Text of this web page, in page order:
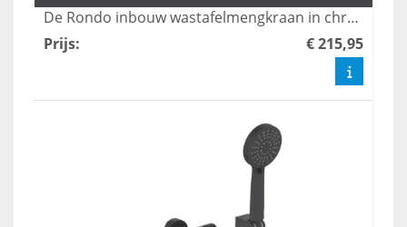
De Rondo inbouw wastafelmengkraan in chroom biedt een moderne en elegante uitstraling voor elke badkamer. Met zijn gebruiksvriendelijke bediening en duurzame materialen zorgt deze kraan voor een perfecte combinatie van stijl en functionaliteit. Ideaal voor wie op zoek is naar een hoogwaardige oplossing voor hun wastafel.
Prijs: € 215,95